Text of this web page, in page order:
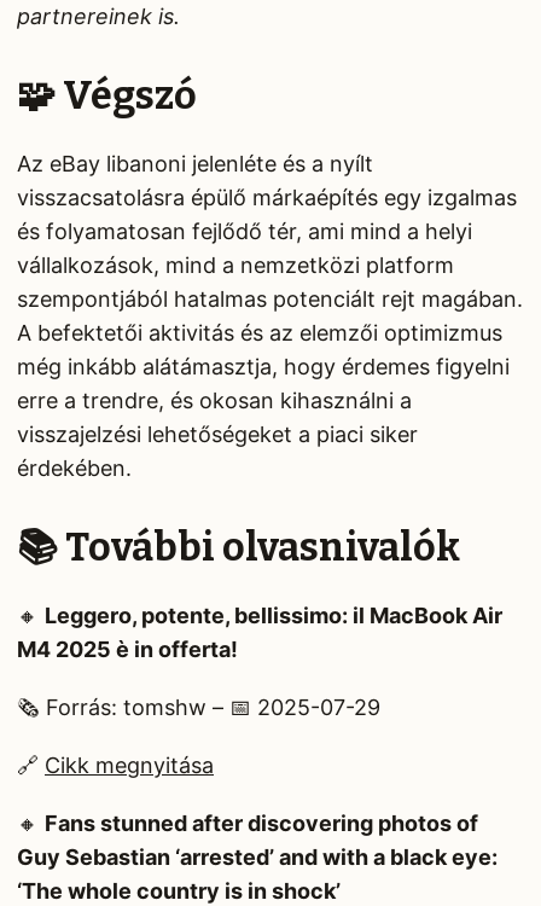
partnereinek is.
🧩 Végszó
Az eBay libanoni jelenléte és a nyílt
visszacsatolásra épülő márkaépítés egy izgalmas
és folyamatosan fejlődő tér, ami mind a helyi
vállalkozások, mind a nemzetközi platform
szempontjából hatalmas potenciált rejt magában.
A befektetői aktivitás és az elemzői optimizmus
még inkább alátámasztja, hogy érdemes figyelni
erre a trendre, és okosan kihasználni a
visszajelzési lehetőségeket a piaci siker
érdekében.
📚 További olvasnivalók
🔸 Leggero, potente, bellissimo: il MacBook Air
M4 2025 è in offerta!
🗞️ Forrás: tomshw – 📅 2025-07-29
🔗 Cikk megnyitása
🔸 Fans stunned after discovering photos of
Guy Sebastian ‘arrested’ and with a black eye:
‘The whole country is in shock’